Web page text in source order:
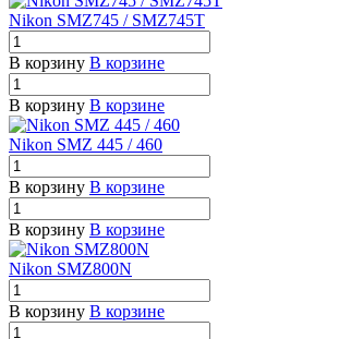
Nikon SMZ745 / SMZ745T
В корзину В корзине
В корзину В корзине
Nikon SMZ 445 / 460
В корзину В корзине
В корзину В корзине
Nikon SMZ800N
В корзину В корзине